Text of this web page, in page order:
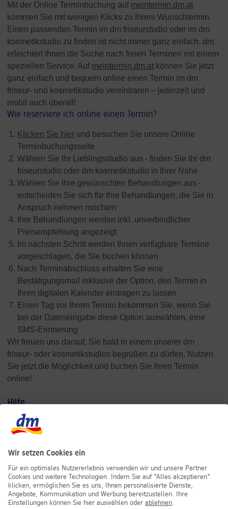
Mit der Online Terminbuchung auf meintermin.dm.at
kommen Sie mit wenigen Klicks zu Ihrem Wunschtermin.
Einen passenden Termin im dm friseurstudio oder im dm
kosmetikstudio zu finden ist nicht immer ganz einfach. dm
erleichtert Ihnen die Suche nach freien Terminen mit einem
speziellen Service. Auf meintermin.dm.at können Sie jetzt
ganz einfach und bequem online einen Termin im dm
friseur- und kosmetikstudio vereinbaren – jederzeit und
mobil auch überall!
Wie reserviere ich online einen Termin?
Klicken Sie hier und besuchen Sie unsere Online
Terminbuchungsseite
Wählen Sie Ihr Lieblingsstudio aus - finden Sie Ihr dm
friseurstudio oder dm kosmetikstudio in Ihrer Nähe
Wählen Sie Ihre gewünschten Behandlungen aus -
entscheiden Sie sich für Ihre Behandlungen, die Sie in
Anspruch nehmen möchten
Ihre Behandlungen werden inkl. unverbindlicher
Preisempfehlung angezeigt
Im nächsten Schritt werden Ihnen verfügbare Termine
vorgeschlagen, die Sie buchen können
Nach Terminabschluss erhalten Sie eine
Bestätigungsmail inklusive der Option, den Termin in
Ihren digitalen Kalender eintragen zu lassen
Einen Tag vor Ihrem Termin bekommen Sie, wenn Sie
bei der Dateneingabe diese Option auswählen, eine
SMS-Erinnerung
Wir freuen uns darauf, Sie bald in einem unserer dm
friseur- oder kosmetikstudios begrüßen zu dürfen. Nutzen
Sie jetzt die Möglichkeit und buchen Sie Ihren Termin
online!
Hilfe
FAQs Kontakt
© 2026 dm drogerie markt GmbH Schönheit, Friseur &
Kosmetik, Pflege, Baby & Kind, bewusste Ernährung und
vieles mehr.
Impressum
Datenschutz Einwilligungsverwaltung